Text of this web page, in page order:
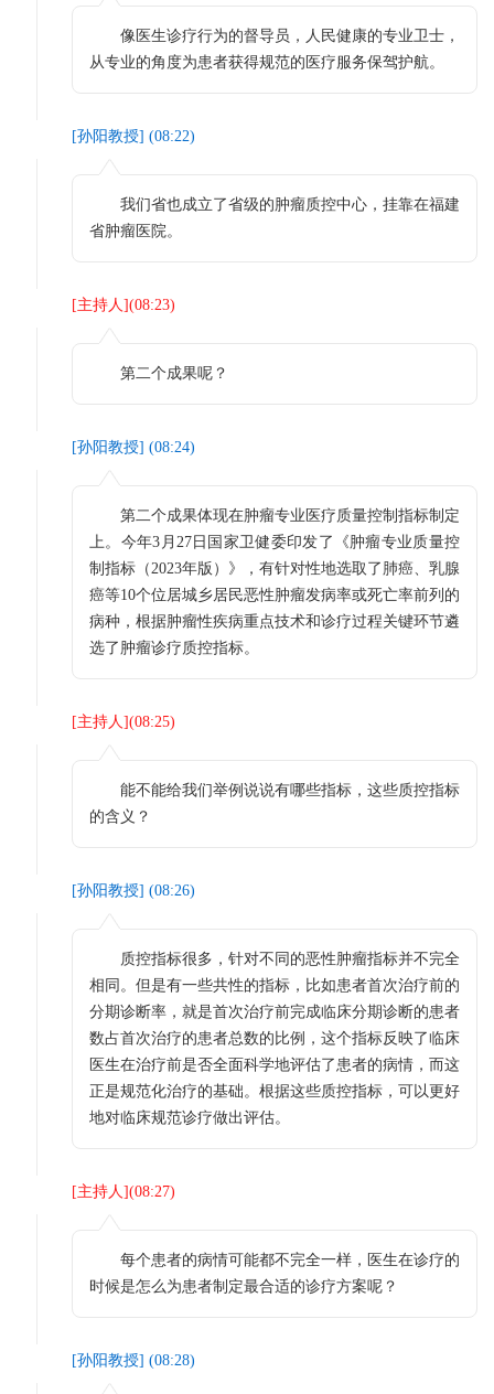
像医生诊疗行为的督导员，人民健康的专业卫士，
从专业的角度为患者获得规范的医疗服务保驾护航。
[孙阳教授] (08:22)
我们省也成立了省级的肿瘤质控中心，挂靠在福建
省肿瘤医院。
[主持人](08:23)
第二个成果呢？
[孙阳教授] (08:24)
第二个成果体现在肿瘤专业医疗质量控制指标制定
上。今年3月27日国家卫健委印发了《肿瘤专业质量控
制指标（2023年版）》，有针对性地选取了肺癌、乳腺
癌等10个位居城乡居民恶性肿瘤发病率或死亡率前列的
病种，根据肿瘤性疾病重点技术和诊疗过程关键环节遴
选了肿瘤诊疗质控指标。
[主持人](08:25)
能不能给我们举例说说有哪些指标，这些质控指标
的含义？
[孙阳教授] (08:26)
质控指标很多，针对不同的恶性肿瘤指标并不完全
相同。但是有一些共性的指标，比如患者首次治疗前的
分期诊断率，就是首次治疗前完成临床分期诊断的患者
数占首次治疗的患者总数的比例，这个指标反映了临床
医生在治疗前是否全面科学地评估了患者的病情，而这
正是规范化治疗的基础。根据这些质控指标，可以更好
地对临床规范诊疗做出评估。
[主持人](08:27)
每个患者的病情可能都不完全一样，医生在诊疗的
时候是怎么为患者制定最合适的诊疗方案呢？
[孙阳教授] (08:28)